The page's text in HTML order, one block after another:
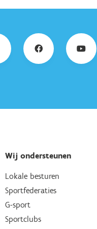
Wij ondersteunen
Lokale besturen
Sportfederaties
G-sport
Sportclubs